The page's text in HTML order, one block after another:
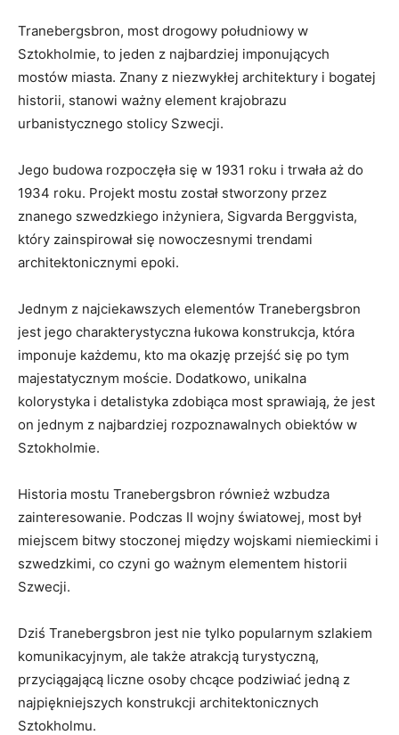
Tranebergsbron, most drogowy ‍południowy w‍
Sztokholmie, to jeden z najbardziej imponujących
mostów miasta. Znany z niezwykłej architektury i ⁣bogatej
historii, stanowi ważny element krajobrazu
urbanistycznego stolicy Szwecji.
Jego budowa rozpoczęła​ się w 1931​ roku i trwała ‌aż do
1934 roku. ​Projekt mostu został stworzony przez
znanego szwedzkiego inżyniera, Sigvarda Berggvista,
który zainspirował się nowoczesnymi trendami
architektonicznymi⁢ epoki.
Jednym ⁣z najciekawszych elementów Tranebergsbron
jest jego charakterystyczna łukowa konstrukcja, która
imponuje każdemu, kto ma okazję przejść się po tym
majestatycznym moście. Dodatkowo, unikalna
kolorystyka i detalistyka zdobiąca ⁣most sprawiają, że jest
on jednym⁣ z najbardziej rozpoznawalnych obiektów w
Sztokholmie.
Historia mostu Tranebergsbron również​ wzbudza
zainteresowanie. ‌Podczas II wojny światowej, most ‌był
miejscem bitwy stoczonej między wojskami niemieckimi‌ i
szwedzkimi, co czyni ‌go ważnym elementem historii
Szwecji.
Dziś Tranebergsbron jest nie tylko popularnym szlakiem
komunikacyjnym, ale⁤ także‍ atrakcją turystyczną,
przyciągającą liczne osoby chcące ​podziwiać jedną z
najpiękniejszych konstrukcji architektonicznych
Sztokholmu.